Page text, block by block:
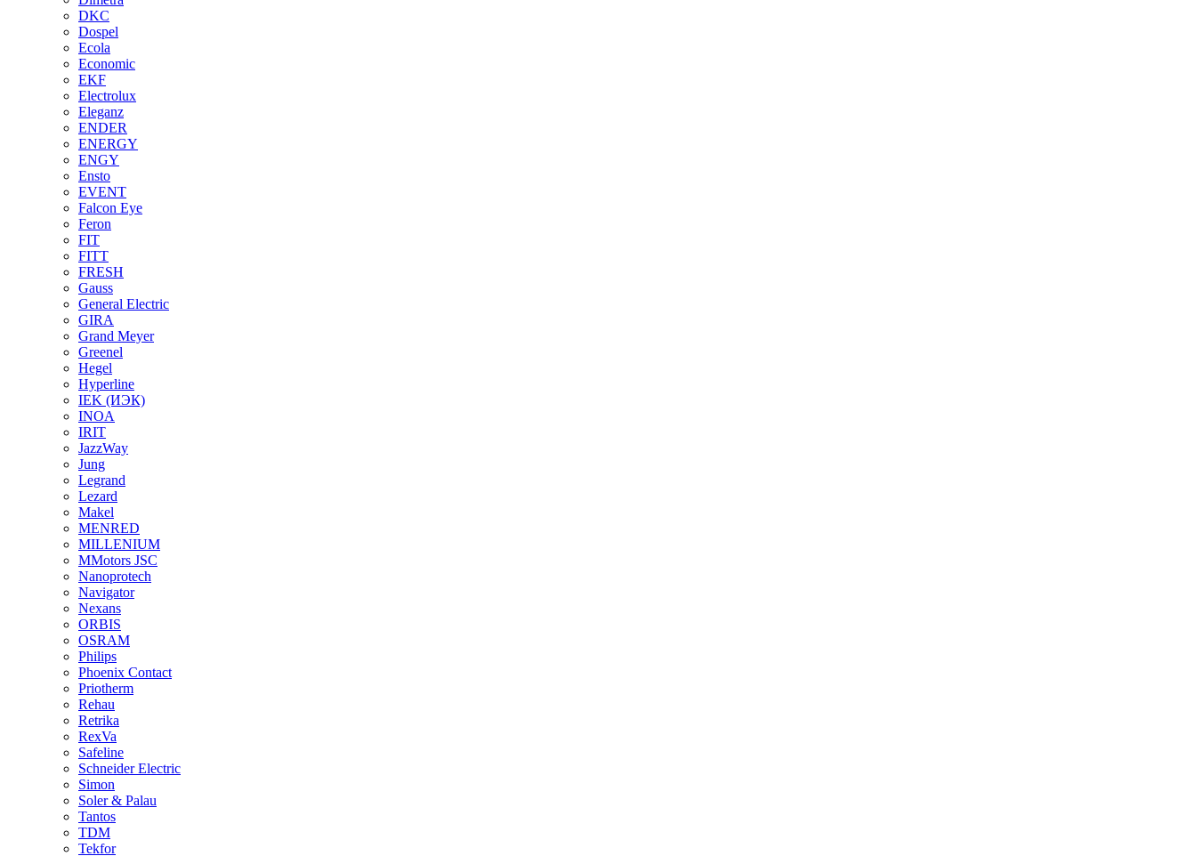
DKC
Dospel
Ecola
Economic
EKF
Electrolux
Eleganz
ENDER
ENERGY
ENGY
Ensto
EVENT
Falcon Eye
Feron
FIT
FITT
FRESH
Gauss
General Electric
GIRA
Grand Meyer
Greenel
Hegel
Hyperline
IEK (ИЭК)
INOA
IRIT
JazzWay
Jung
Legrand
Lezard
Makel
MENRED
MILLENIUM
MMotors JSC
Nanoprotech
Navigator
Nexans
ORBIS
OSRAM
Philips
Phoenix Contact
Priotherm
Rehau
Retrika
RexVa
Safeline
Schneider Electric
Simon
Soler & Palau
Tantos
TDM
Tekfor